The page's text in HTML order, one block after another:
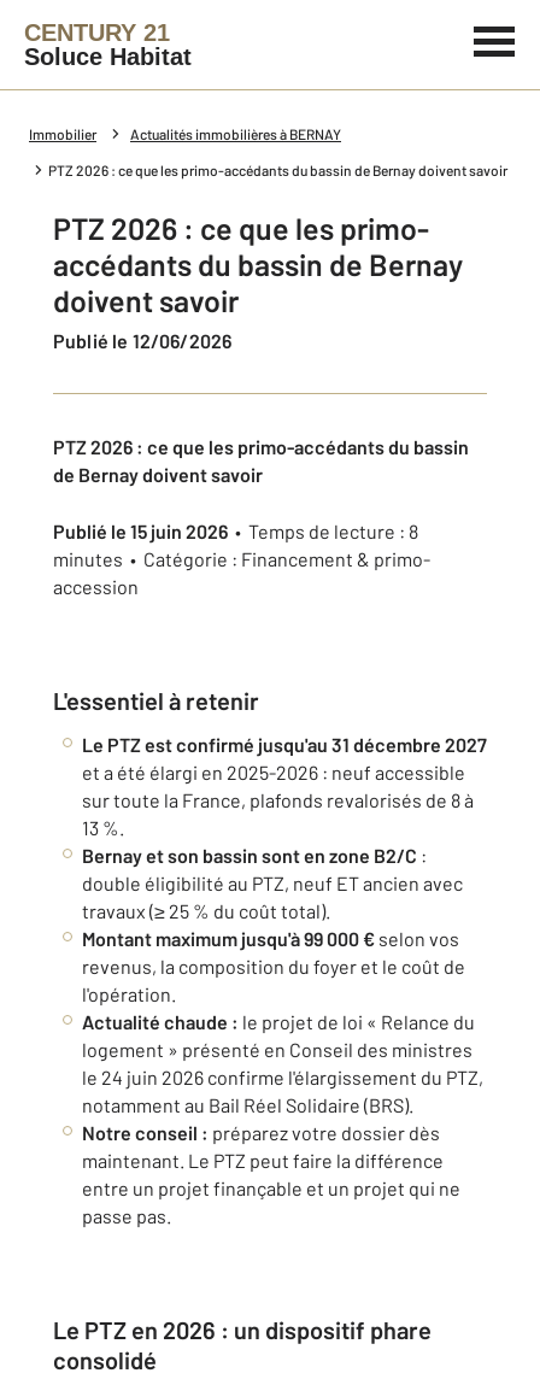
CENTURY 21
Soluce Habitat
Immobilier Actualités immobilières à BERNAY
PTZ 2026 : ce que les primo-accédants du bassin de Bernay doivent savoir
PTZ 2026 : ce que les primo-
accédants du bassin de Bernay
doivent savoir
Publié le 12/06/2026
PTZ 2026 : ce que les primo-accédants du bassin
de Bernay doivent savoir
Publié le 15 juin 2026 • Temps de lecture : 8
minutes • Catégorie : Financement & primo-
accession
L'essentiel à retenir
Le PTZ est confirmé jusqu'au 31 décembre 2027
et a été élargi en 2025-2026 : neuf accessible
sur toute la France, plafonds revalorisés de 8 à
13 %.
Bernay et son bassin sont en zone B2/C :
double éligibilité au PTZ, neuf ET ancien avec
travaux (≥ 25 % du coût total).
Montant maximum jusqu'à 99 000 € selon vos
revenus, la composition du foyer et le coût de
l'opération.
Actualité chaude : le projet de loi « Relance du
logement » présenté en Conseil des ministres
le 24 juin 2026 confirme l'élargissement du PTZ,
notamment au Bail Réel Solidaire (BRS).
Notre conseil : préparez votre dossier dès
maintenant. Le PTZ peut faire la différence
entre un projet finançable et un projet qui ne
passe pas.
Le PTZ en 2026 : un dispositif phare
consolidé